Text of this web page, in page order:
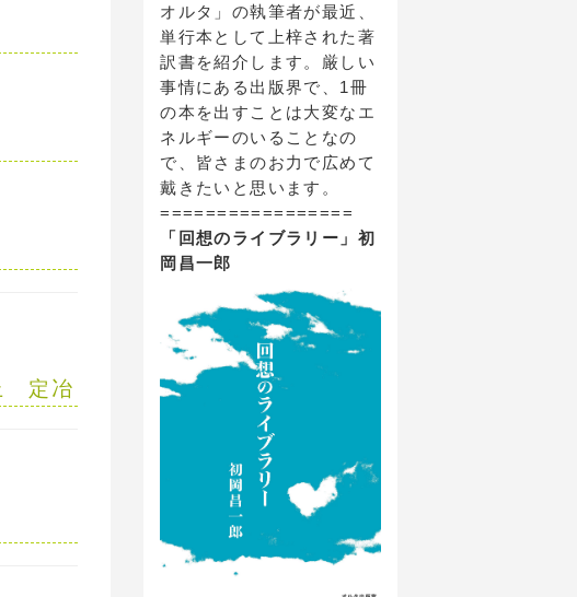
定冶
オルタ」の執筆者が最近、
単行本として上梓された著
訳書を紹介します。厳しい
事情にある出版界で、1冊
の本を出すことは大変なエ
ネルギーのいることなの
で、皆さまのお力で広めて
戴きたいと思います。
=================
「回想のライブラリー」初
岡昌一郎